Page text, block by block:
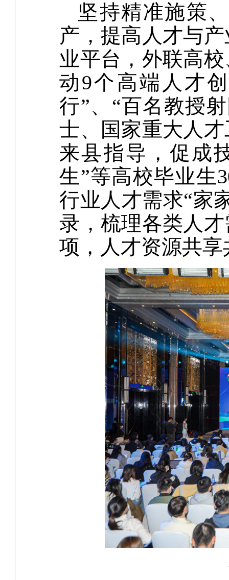
坚持精准施策
产，提高人才与
业平台，外联高
动9个高端人才
行”、“百名教授
士、国家重大人
来县指导，促成
生”等高校毕业生
行业人才需求“家
录，梳理各类人
项，人才资源共